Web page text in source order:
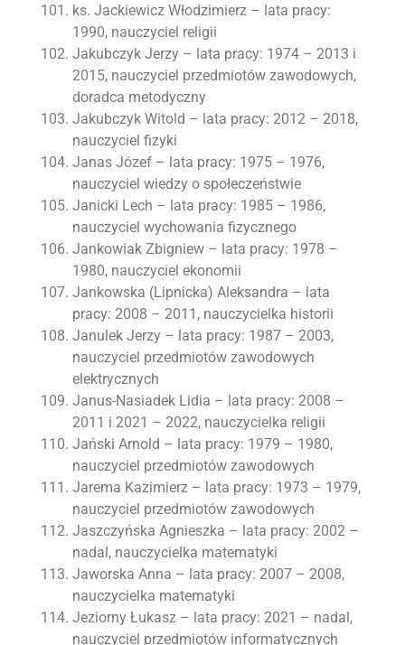
ks. Jackiewicz Włodzimierz – lata pracy:
1990, nauczyciel religii
Jakubczyk Jerzy – lata pracy: 1974 – 2013 i
2015, nauczyciel przedmiotów zawodowych,
doradca metodyczny
Jakubczyk Witold – lata pracy: 2012 – 2018,
nauczyciel fizyki
Janas Józef – lata pracy: 1975 – 1976,
nauczyciel wiedzy o społeczeństwie
Janicki Lech – lata pracy: 1985 – 1986,
nauczyciel wychowania fizycznego
Jankowiak Zbigniew – lata pracy: 1978 –
1980, nauczyciel ekonomii
Jankowska (Lipnicka) Aleksandra – lata
pracy: 2008 – 2011, nauczycielka historii
Janulek Jerzy – lata pracy: 1987 – 2003,
nauczyciel przedmiotów zawodowych
elektrycznych
Janus-Nasiadek Lidia – lata pracy: 2008 –
2011 i 2021 – 2022, nauczycielka religii
Jański Arnold – lata pracy: 1979 – 1980,
nauczyciel przedmiotów zawodowych
Jarema Kazimierz – lata pracy: 1973 – 1979,
nauczyciel przedmiotów zawodowych
Jaszczyńska Agnieszka – lata pracy: 2002 –
nadal, nauczycielka matematyki
Jaworska Anna – lata pracy: 2007 – 2008,
nauczycielka matematyki
Jeziorny Łukasz – lata pracy: 2021 – nadal,
nauczyciel przedmiotów informatycznych